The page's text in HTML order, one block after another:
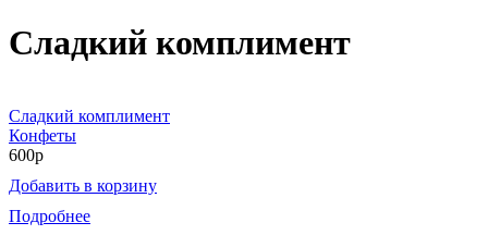
Сладкий комплимент
Сладкий комплимент
Конфеты
600р
Добавить в корзину
Подробнее